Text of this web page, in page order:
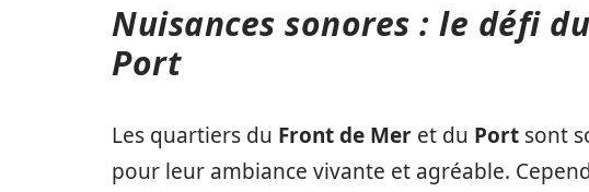
Nuisances sonores : le défi
Port
Les quartiers du Front de Mer et du Port sont
pour leur ambiance vivante et agréable.